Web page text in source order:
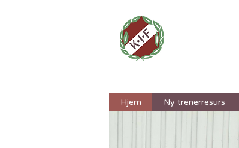
Hjem Ny trenerresurs